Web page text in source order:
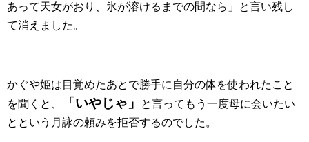
あって天女がおり、氷が溶けるまでの間なら」と言い残し
て消えました。
かぐや姫は目覚めたあとで勝手に自分の体を使われたこと
を聞くと、
「いやじゃ」
と言ってもう一度母に会いたい
とという月詠の頼みを拒否するのでした。